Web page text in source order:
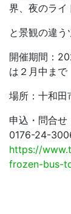
界、夜のライ
と景観の違う
開催期間：
は２月中まで
場所：十和田
申込・問合
0176-24-
https://
frozen-bus-